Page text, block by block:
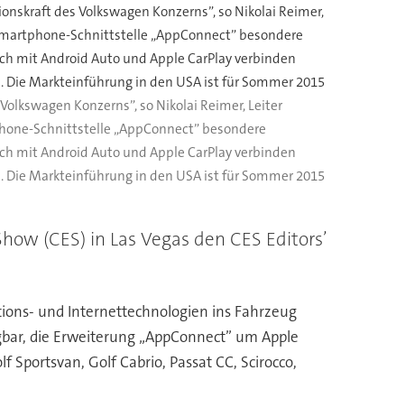
des Volkswagen Konzerns”, so Nikolai Reimer,
Schnittstelle „AppConnect” besondere
mit Android Auto und Apple CarPlay verbinden
Markteinführung in den USA ist für Sommer 2015
Konzerns”, so Nikolai Reimer, Leiter
Schnittstelle „AppConnect” besondere
mit Android Auto und Apple CarPlay verbinden
Markteinführung in den USA ist für Sommer 2015
(CES) in Las Vegas den CES Editors’
und Internettechnologien ins Fahrzeug
die Erweiterung „AppConnect” um Apple
Golf Cabrio, Passat CC, Scirocco,